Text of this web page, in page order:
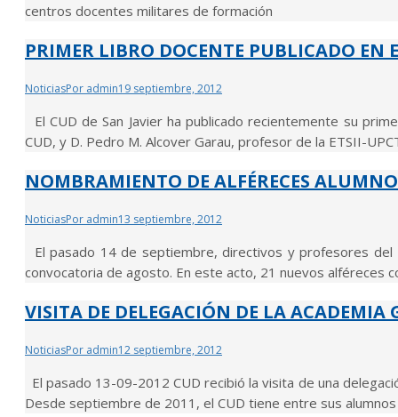
centros docentes militares de formación
PRIMER LIBRO DOCENTE PUBLICADO EN
NoticiasPor admin19 septiembre, 2012
El CUD de San Javier ha publicado recientemente su
CUD, y D. Pedro M. Alcover Garau, profesor de la ETSII-
NOMBRAMIENTO DE ALFÉRECES
NoticiasPor admin13 septiembre, 2012
El pasado 14 de septiembre, directivos y profesores del
convocatoria de agosto. En este acto, 21 nuevos alféreces
VISITA DE DELEGACIÓN DE LA ACADEMIA
NoticiasPor admin12 septiembre, 2012
El pasado 13-09-2012 CUD recibió la visita de una
Desde septiembre de 2011, el CUD tiene entre sus